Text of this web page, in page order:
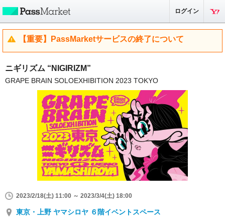
ログイン
【重要】PassMarketサービスの終了について
ニギリズム “NIGIRIZM”
GRAPE BRAIN SOLOEXHIBITION 2023 TOKYO
2023/2/18(土) 11:00 ～ 2023/3/4(土) 18:00
東京・上野 ヤマシロヤ ６階イベントスペース